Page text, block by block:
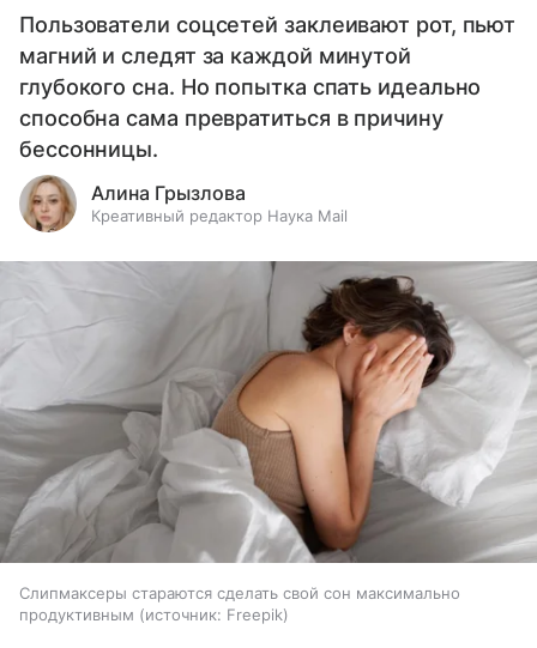
Пользователи соцсетей заклеивают рот, пьют
магний и следят за каждой минутой
глубокого сна. Но попытка спать идеально
способна сама превратиться в причину
бессонницы.
Алина Грызлова
Креативный редактор Наука Mail
Слипмаксеры стараются сделать свой сон максимально
продуктивным
источник: Freepik